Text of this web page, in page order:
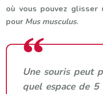
où vous pouvez glisser
pour Mus musculus.
Une souris peut
quel espace de